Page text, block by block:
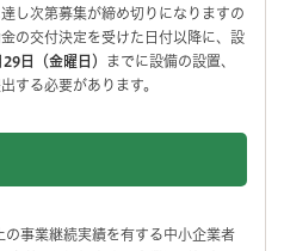
し次第募集が締め切りになりますの
の交付決定を受けた日付以降に、設
日（金曜日） までに設備の設置、
する必要があります。
事業継続実績を有する中小企業者